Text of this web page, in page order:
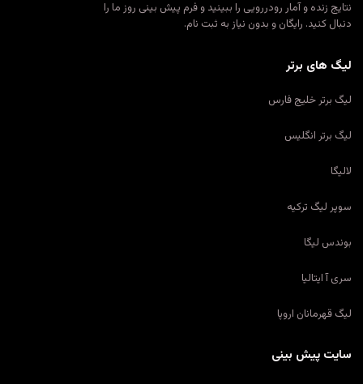
نتایج زنده و آمار رودررویی را ببینید و فرم پیش بینی روز ما را
دنبال کنید. رایگان و بدون نیاز به ثبت نام.
لیگ های برتر
لیگ برتر خلیج فارس
لیگ برتر انگلیس
لالیگا
سوپر لیگ ترکیه
بوندس لیگا
سری آ ایتالیا
لیگ قهرمانان اروپا
سایت پیش بینی